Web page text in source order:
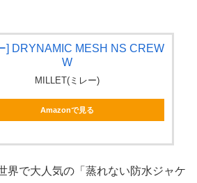
] DRYNAMIC MESH NS CREW
W
MILLET(ミレー)
Amazonで見る
界で大人気の「蒸れない防水ジャケ